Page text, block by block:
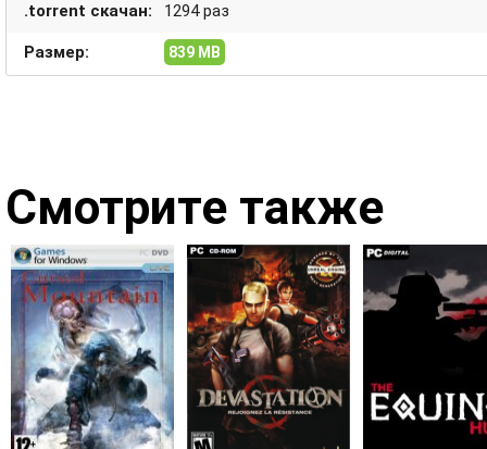
.torrent скачан: 1294 раз
Размер: 839 MB
Смотрите также